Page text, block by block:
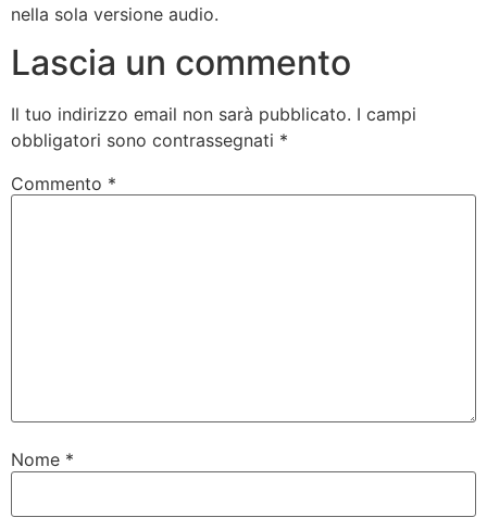
nella sola versione audio.
Lascia un commento
Il tuo indirizzo email non sarà pubblicato. I campi
obbligatori sono contrassegnati *
Commento *
Nome *